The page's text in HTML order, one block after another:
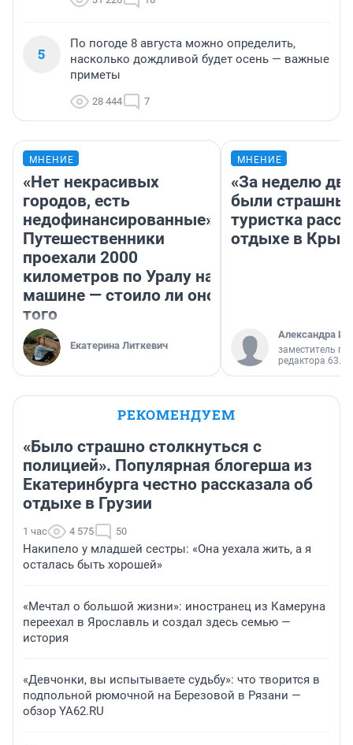
5
По погоде 8 августа можно определить,
насколько дождливой будет осень — важные
приметы
28 444 7
МНЕНИЕ
«Нет некрасивых
городов, есть
недофинансированные».
Путешественники
проехали 2000
километров по Уралу на
машине — стоило ли оно
того
Екатерина Литкевич
МНЕНИЕ
«За неделю
были
туристка
отдыхе в
Александра
заместитель
редактора 63.RU
РЕКОМЕНДУЕМ
«Было страшно столкнуться с
полицией». Популярная блогерша из
Екатеринбурга честно рассказала об
отдыхе в Грузии
1 час 4 575 50
Накипело у младшей сестры: «Она уехала жить, а я
осталась быть хорошей»
«Мечтал о большой жизни»: иностранец из Камеруна
переехал в Ярославль и создал здесь семью —
история
«Девчонки, вы испытываете судьбу»: что творится в
подпольной рюмочной на Березовой в Рязани —
обзор YA62.RU